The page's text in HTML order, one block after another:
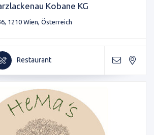
Kobane KG
1210 Wien, Österreich
Restaurant